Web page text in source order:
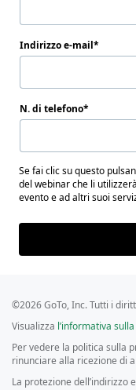
Indirizzo e-mail
N. di telefono
Se fai clic su questo
del webinar che li
evento e ad altri suoi
©2026 GoTo, Inc. Tutti i
Visualizza l’informativa
Per vedere la politica sulla
rinunciare alla ricezione di
La protezione dell’indirizzo